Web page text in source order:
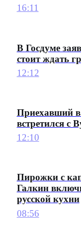
16:11
В Госдуме
стоит ждать
12:12
Приехавший
встретился с
12:10
Пирожки с
Галкин
русской кухни
08:56